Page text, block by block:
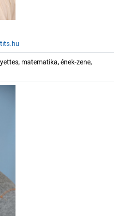
matematika, ének-zene,